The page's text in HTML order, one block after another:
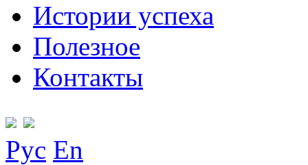
Истории успеха
Полезное
Контакты
Рус En